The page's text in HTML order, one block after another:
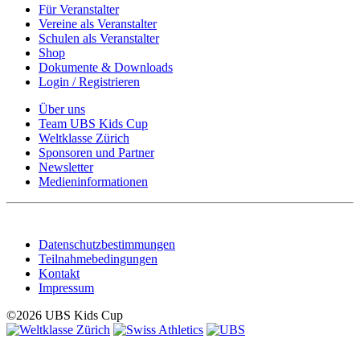
Für Veranstalter
Vereine als Veranstalter
Schulen als Veranstalter
Shop
Dokumente & Downloads
Login / Registrieren
Über uns
Team UBS Kids Cup
Weltklasse Zürich
Sponsoren und Partner
Newsletter
Medieninformationen
Datenschutzbestimmungen
Teilnahmebedingungen
Kontakt
Impressum
©2026 UBS Kids Cup